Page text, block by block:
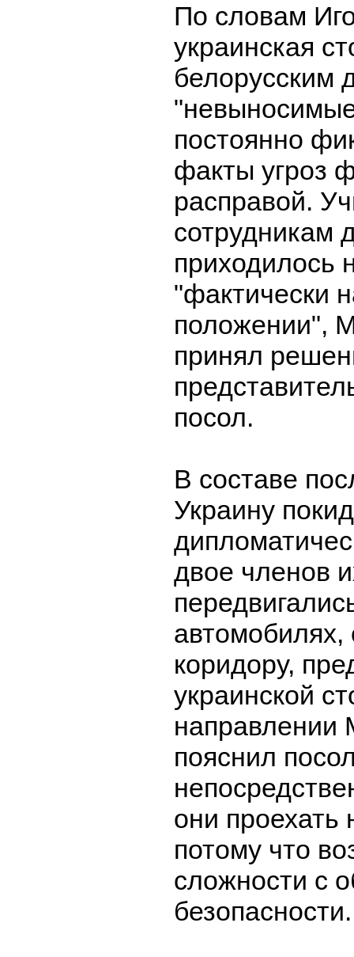
По словам
украинская
белорусским
постоянно
факты угроз
расправой.
сотрудникам
приходилось
"фактически
положении",
принял
посол.
В составе
Украину
двое членов
автомобилях,
коридору,
украинской
направлении
пояснил
они проехать
потому что
сложности с
безопасности.